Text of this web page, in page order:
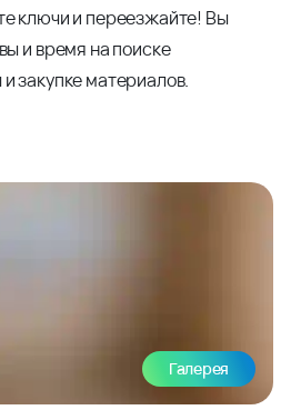
ключи и переезжайте! Вы
и время на поиске
закупке материалов.
Галерея